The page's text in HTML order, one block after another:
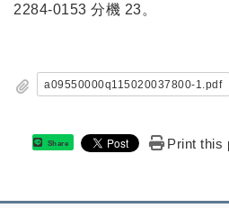
2284-0153 分機 23。
a09550000q115020037800-1.pdf
Share Print this